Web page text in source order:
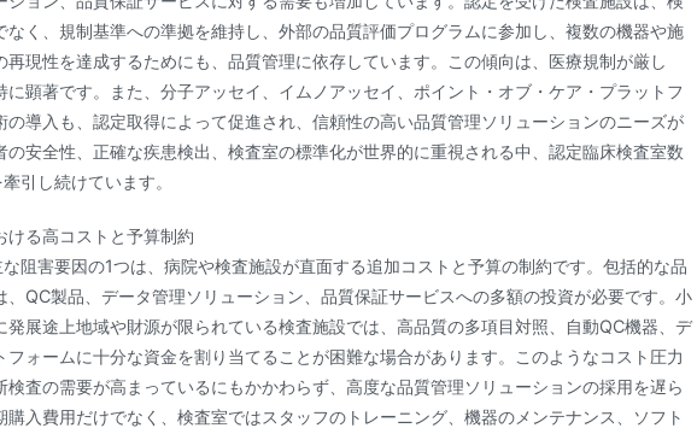
なく、規制基準への準拠を維持し、外部の品質評価プログラムに参加し、複数の機器や施
現性を達成するためにも、品質管理に依存しています。この傾向は、医療規制が厳し
に顕著です。また、分子アッセイ、イムノアッセイ、ポイント・オブ・ケア・プラットフ
の導入も、認定取得によって促進され、信頼性の高い品質管理ソリューションのニーズが
の安全性、正確な疾患検出、検査室の標準化が世界的に重視される中、認定臨床検査室数
引し続けています。
ける高コストと予算制約
阻害要因の1つは、病院や検査施設が直面する追加コストと予算の制約です。包括的な品
、QC製品、データ管理ソリューション、品質保証サービスへの多額の投資が必要です。小
発展途上地域や財源が限られている検査施設では、高品質の多項目対照、自動QC機器、デ
フォームに十分な資金を割り当てることが困難な場合があります。このようなコスト圧力
検査の需要が高まっているにもかかわらず、高度な品質管理ソリューションの採用を遅ら
入費用だけでなく、検査室ではスタッフのトレーニング、機器のメンテナンス、ソフト